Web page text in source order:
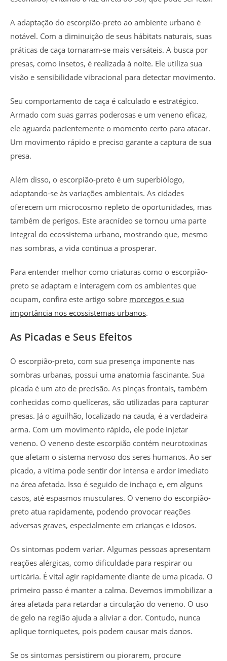
A adaptação do escorpião-preto ao ambiente urbano é
notável. Com a diminuição de seus hábitats naturais, suas
práticas de caça tornaram-se mais versáteis. A busca por
presas, como insetos, é realizada à noite. Ele utiliza sua
visão e sensibilidade vibracional para detectar movimento.
Seu comportamento de caça é calculado e estratégico.
Armado com suas garras poderosas e um veneno eficaz,
ele aguarda pacientemente o momento certo para atacar.
Um movimento rápido e preciso garante a captura de sua
presa.
Além disso, o escorpião-preto é um superbiólogo,
adaptando-se às variações ambientais. As cidades
oferecem um microcosmo repleto de oportunidades, mas
também de perigos. Este aracnídeo se tornou uma parte
integral do ecossistema urbano, mostrando que, mesmo
nas sombras, a vida continua a prosperar.
Para entender melhor como criaturas como o escorpião-
preto se adaptam e interagem com os ambientes que
ocupam, confira este artigo sobre morcegos e sua
importância nos ecossistemas urbanos.
As Picadas e Seus Efeitos
O escorpião-preto, com sua presença imponente nas
sombras urbanas, possui uma anatomia fascinante. Sua
picada é um ato de precisão. As pinças frontais, também
conhecidas como quelíceras, são utilizadas para capturar
presas. Já o aguilhão, localizado na cauda, é a verdadeira
arma. Com um movimento rápido, ele pode injetar
veneno. O veneno deste escorpião contém neurotoxinas
que afetam o sistema nervoso dos seres humanos. Ao ser
picado, a vítima pode sentir dor intensa e ardor imediato
na área afetada. Isso é seguido de inchaço e, em alguns
casos, até espasmos musculares. O veneno do escorpião-
preto atua rapidamente, podendo provocar reações
adversas graves, especialmente em crianças e idosos.
Os sintomas podem variar. Algumas pessoas apresentam
reações alérgicas, como dificuldade para respirar ou
urticária. É vital agir rapidamente diante de uma picada. O
primeiro passo é manter a calma. Devemos immobilizar a
área afetada para retardar a circulação do veneno. O uso
de gelo na região ajuda a aliviar a dor. Contudo, nunca
aplique torniquetes, pois podem causar mais danos.
Se os sintomas persistirem ou piorarem, procure